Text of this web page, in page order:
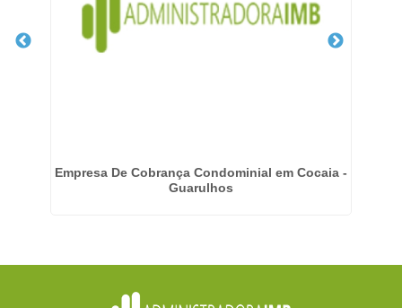
Empresa De Cobrança Condominial em Cocaia -
Guarulhos